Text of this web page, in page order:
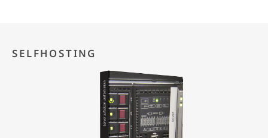
SELFHOSTING